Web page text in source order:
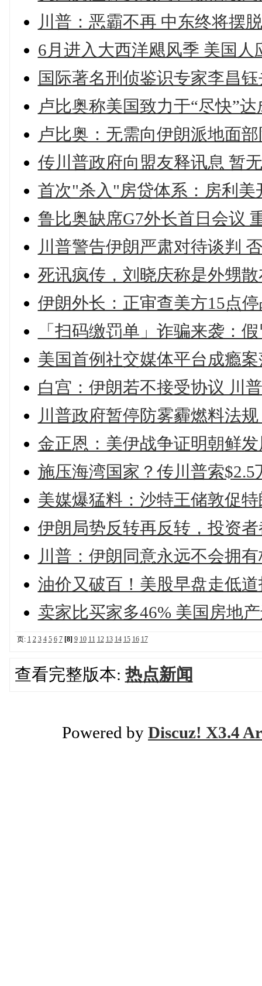
川普：恶霸不再 中东终将摆
6月进入大西洋飓风季 美国人
国际著名刑侦鉴识专家李昌
卢比奥称美国致力于“尽快”
卢比奥：无需向伊朗派地面
传川普政府向盟友释讯息 暂
首次"杀入"房贷体系：房利美
鲁比奥缺席G7外长首日会议
川普警告伊朗严肃对待谈判
死讯疯传，刘晓庆称是外甥
伊朗外长：正审查美方15点
「扫码缴罚单」诈骗来袭：
美国首例社交媒体平台成瘾
白宫：伊朗若不接受协议 川
川普政府暂停防雾霾燃料法
金正恩：美伊战争证明朝鲜
施压海湾国家？传川普索$2.5
美媒爆猛料：沙特王储敦促
伊朗局势反转再反转，投资
川普：伊朗同意永远不会拥
油价又破百！美股早盘走低
卖家比买家多46% 美国房地
页: 1 2 3 4 5 6 7 [8] 9 10 11 12 13 14 15 16 17
查看完整版本: 热点新闻
Powered by Discuz! X3.4